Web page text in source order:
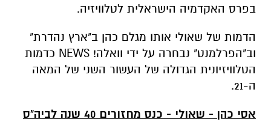
בפרס האקדמיה הישראלית לטלוויזיה.
הדמות של שאולי אותו מגלם כהן ב"ארץ נהדרת"
וב"הפרלמנט" נבחרה על ידי וואלה! NEWS כדמות
הטלוויזיונית הגדולה של העשור השני של המאה
ה-21.
אסי כהן - שאולי - כנס מחזורים 40 שנה לביה"ס